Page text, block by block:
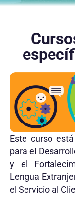
Este curso
para el
y el
Lengua
el Servicio al